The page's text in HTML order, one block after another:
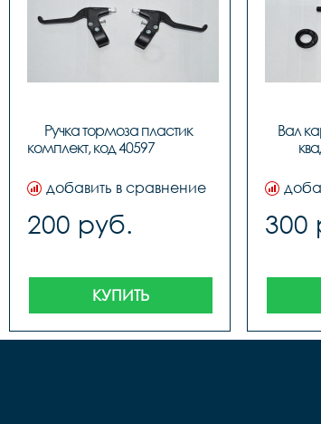
Ручка тормоза пластик
добавить в сравнение
200 руб.
КУПИТЬ
Вал
300